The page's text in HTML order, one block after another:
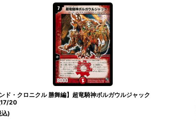
ンド・クロニクル 勝舞編】超竜騎神ボルガウルジャック
20
込)